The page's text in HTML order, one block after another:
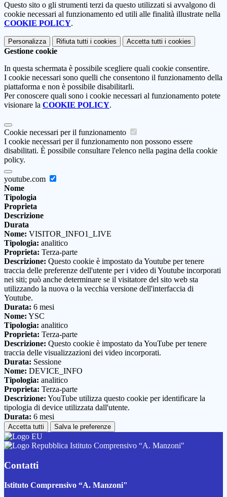
Questo sito o gli strumenti terzi da questo utilizzati si avvalgono di
cookie necessari al funzionamento ed utili alle finalità illustrate nella
COOKIE POLICY.
Personalizza Rifiuta tutti i cookies Accetta tutti i cookies
Gestione cookie
In questa schermata è possibile scegliere quali cookie consentire.
I cookie necessari sono quelli che consentono il funzionamento della
piattaforma e non è possibile disabilitarli.
Per conoscere quali sono i cookie necessari al funzionamento potete
visionare la COOKIE POLICY.
Cookie necessari per il funzionamento
I cookie necessari per il funzionamento non possono essere
disabilitati. È possibile consultare l'elenco nella pagina della cookie
policy.
youtube.com
Nome
Tipologia
Proprieta
Descrizione
Durata
Nome: VISITOR_INFO1_LIVE
Tipologia: analitico
Proprieta: Terza-parte
Descrizione: Questo cookie è impostato da Youtube per tenere
traccia delle preferenze dell'utente per i video di Youtube incorporati
nei siti; può anche determinare se il visitatore del sito web sta
utilizzando la nuova o la vecchia versione dell'interfaccia di
Youtube.
Durata: 6 mesi
Nome: YSC
Tipologia: analitico
Proprieta: Terza-parte
Descrizione: Questo cookie è impostato da YouTube per tenere
traccia delle visualizzazioni dei video incorporati.
Durata: Sessione
Nome: DEVICE_INFO
Tipologia: analitico
Proprieta: Terza-parte
Descrizione: YouTube utilizza questo cookie per identificare la
tipologia di device utilizzata dall'utente.
Durata: 6 mesi
Accetta tutti Salva le preferenze
Istituto Comprensivo “A. Manzoni"
Contatti
Istituto Comprensivo “A. Manzoni"